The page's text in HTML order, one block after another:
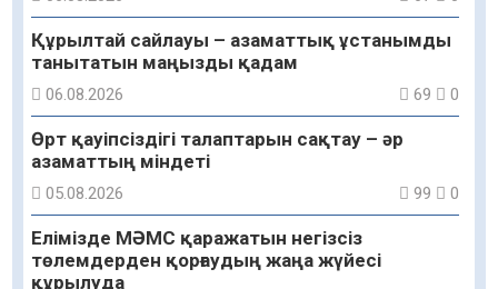
Құрылтай сайлауы – азаматтық ұстанымды
танытатын маңызды қадам
06.08.2026 69 0
Өрт қауіпсіздігі талаптарын сақтау – әр
азаматтың міндеті
05.08.2026 99 0
Елімізде МӘМС қаражатын негізсіз
төлемдерден қорғаудың жаңа жүйесі
құрылуда